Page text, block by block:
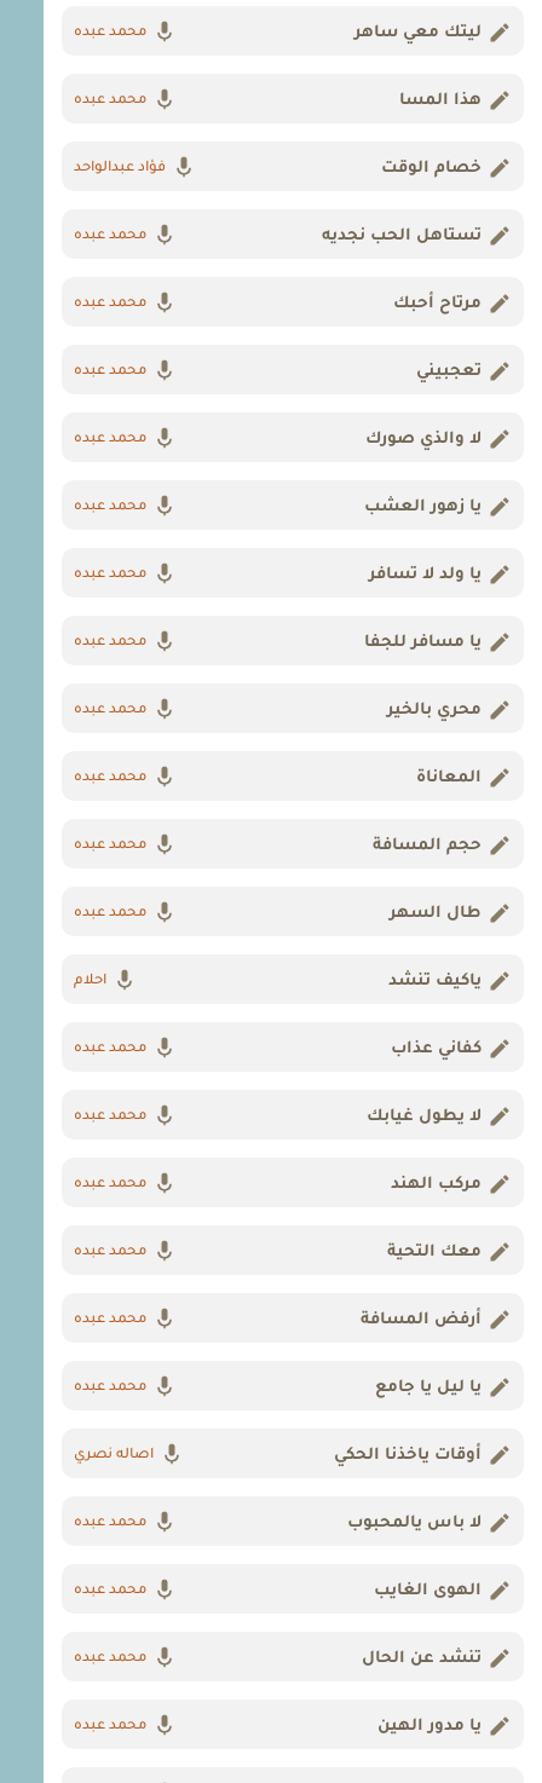
ليتك معي ساهر محمد عبده
هذا المسا محمد عبده
خصام الوقت فؤاد عبدالواحد
تستاهل الحب نجديه محمد عبده
مرتاح أحبك محمد عبده
تعجبيني محمد عبده
لا والذي صورك محمد عبده
يا زهور العشب محمد عبده
يا ولد لا تسافر محمد عبده
يا مسافر للجفا محمد عبده
محري بالخير محمد عبده
المعاناة محمد عبده
حجم المسافة محمد عبده
طال السهر محمد عبده
ياكيف تنشد احلام
كفاني عذاب محمد عبده
لا يطول غيابك محمد عبده
مركب الهند محمد عبده
معك التحية محمد عبده
أرفض المسافة محمد عبده
يا ليل يا جامع محمد عبده
أوقات ياخذنا الحكي اصاله نصري
لا باس يالمحبوب محمد عبده
الهوى الغايب محمد عبده
تنشد عن الحال محمد عبده
يا مدور الهين محمد عبده